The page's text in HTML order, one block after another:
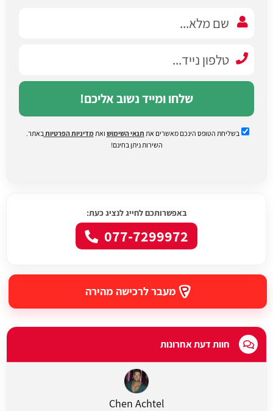
שלחו ומייד נשוב אליכם!
בשליחת הטופס הינכם מאשרים את תנאי השימוש ואתמדיניות הפרטיות באתר.
השירות ניתן בחינם!
באפשרותכם לחייג לנציג כעת:
077-7299972
מעבר לרכישה מהירה
חוות דעת אחרונות
Chen Achtel